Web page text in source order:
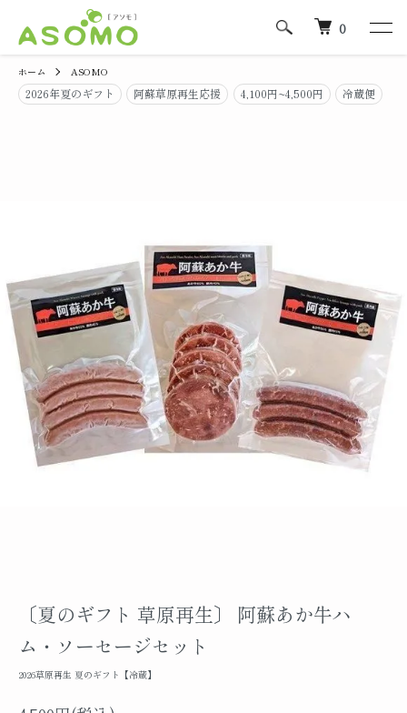
0
ホーム ASOMO
2026年夏のギフト 阿蘇草原再生応援 4,100円~4,500円 冷蔵便
〔夏のギフト 草原再生〕 阿蘇あか牛ハ
ム・ソーセージセット
2026草原再生 夏のギフト【冷蔵】